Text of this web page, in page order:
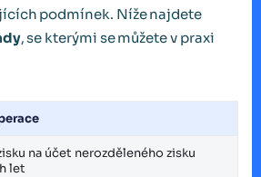
podmínek. Níže najdete
, se kterými se můžete v praxi
na účet nerozděleného zisku
let